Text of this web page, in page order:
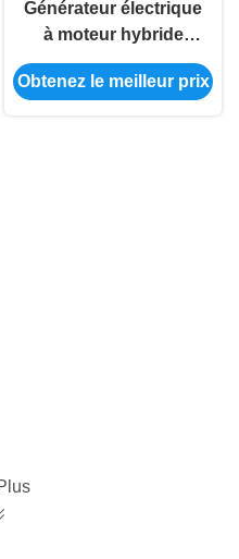
Générateur électrique
à moteur hybride
Toyota Corolla sur
mesure 27060-0D120
Obtenez le meilleur prix